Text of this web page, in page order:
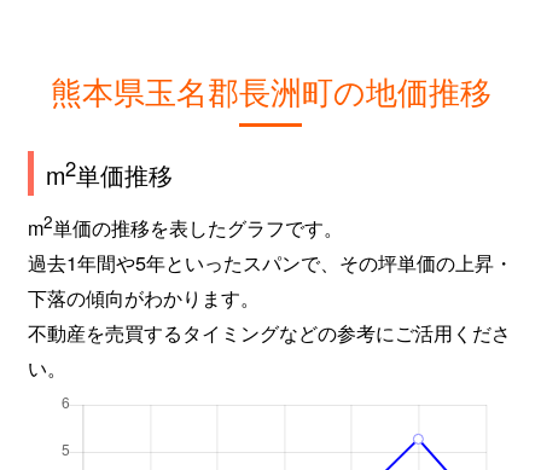
熊本県玉名郡長洲町の地価推移
m2単価推移
m2単価の推移を表したグラフです。
過去1年間や5年といったスパンで、その坪単価の上昇・
下落の傾向がわかります。
不動産を売買するタイミングなどの参考にご活用くださ
い。